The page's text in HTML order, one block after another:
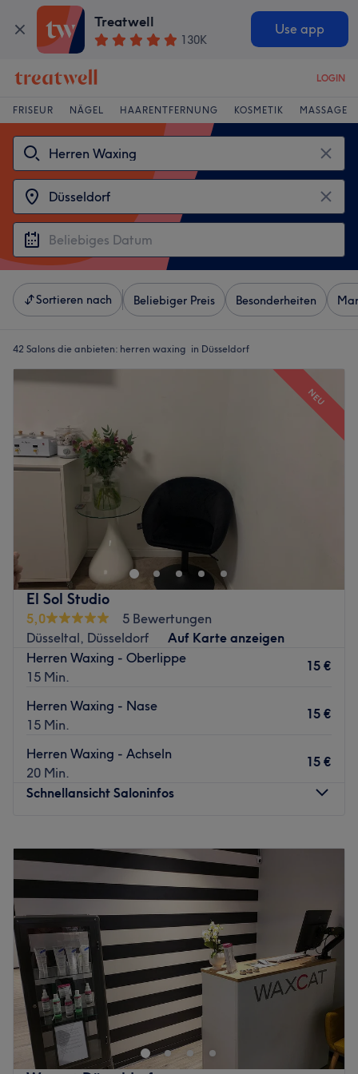
Treatwell
130K
Use app
LOGIN
FRISEUR NÄGEL HAARENTFERNUNG KOSMETIK MASSAGE
Sortieren nach Beliebiger Preis Besonderheiten
42 Salons die anbieten: herren waxing in Düsseldorf
NEU
El Sol Studio
5,0
5 Bewertungen
Düsseltal, Düsseldorf
Auf Karte anzeigen
Herren Waxing - Oberlippe
15 Min.
15 €
Herren Waxing - Nase
15 Min.
15 €
Herren Waxing - Achseln
20 Min.
15 €
Schnellansicht Saloninfos
09:00
09:00
Donnerstag
09:00
Freitag
09:00
19:00
Samstag
09:00
16:30
Sonntag
Geschlossen
Willkommen bei El Sol Studio in Düsseldorf. In diesem
Massagestudio erwarten dich erstklassige Behandlungen
zum wohlfühlen und entspannen. Ob bei einer
Gesichtsbehandlung oder einer wohltuenden Massage,
du kannst während deiner Behandlung den Alltag hinter